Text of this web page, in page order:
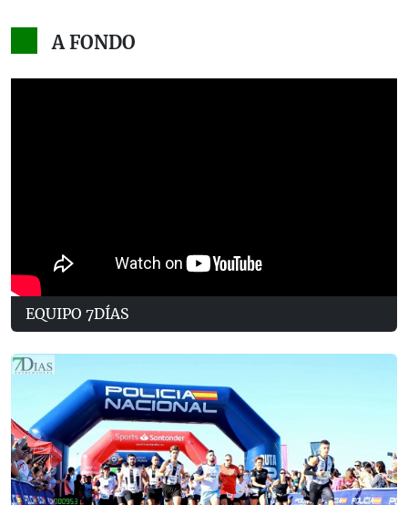
A FONDO
EQUIPO 7DÍAS